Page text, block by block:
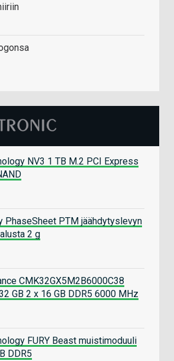
NV3 1 TB M.2 PCI Express
PhaseSheet PTM jäähdytyslevyn
2 g
CMK32GX5M2B6000C38
GB 2 x 16 GB DDR5 6000 MHz
FURY Beast muistimoduuli
DDR5